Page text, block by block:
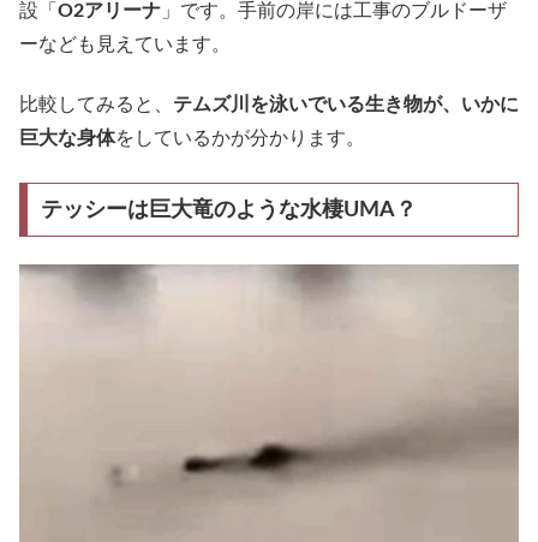
設「 O2アリーナ 」です。手前の岸には工事のブルドーザ
ーなども見えています。
比較してみると、 テムズ川を泳いでいる生き物が、いかに
巨大な身体をしているかが分かります。
テッシーは巨大竜のような水棲UMA？